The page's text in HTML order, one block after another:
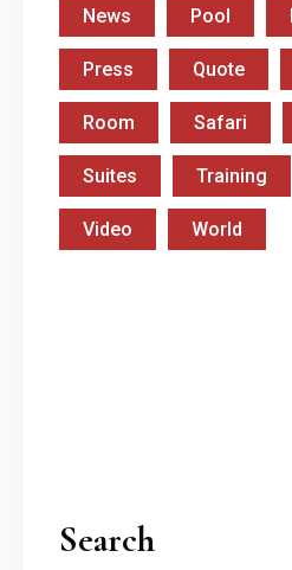
News Pool
Press Quote
Room Safari
Suites Training
Video World
Search